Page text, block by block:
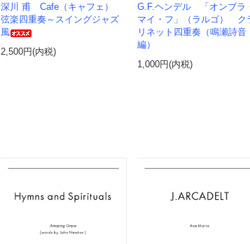
深川 甫 Cafe（キャフェ）
弦楽四重奏～スイングジャズ
風
2,500円(内税)
G.F.ヘンデル 「オンブラ
マイ・フ」（ラルゴ） ク
リネット四重奏（鳴瀬詩音
編）
1,000円(内税)